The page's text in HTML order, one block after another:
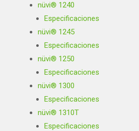
nüvi® 1240
Especificaciones
nüvi® 1245
Especificaciones
nüvi® 1250
Especificaciones
nüvi® 1300
Especificaciones
nüvi® 1310T
Especificaciones